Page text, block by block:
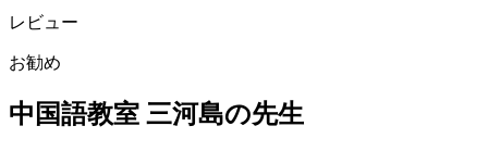
レビュー
お勧め
中国語教室 三河島の先生